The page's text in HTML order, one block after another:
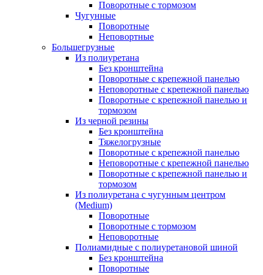
Поворотные с тормозом
Чугунные
Поворотные
Неповортные
Большегрузные
Из полиуретана
Без кронштейна
Поворотные с крепежной панелью
Неповоротные с крепежной панелью
Поворотные с крепежной панелью и
тормозом
Из черной резины
Без кронштейна
Тяжелогрузные
Поворотные с крепежной панелью
Неповоротные с крепежной панелью
Поворотные с крепежной панелью и
тормозом
Из полиуретана с чугунным центром
(Medium)
Поворотные
Поворотные с тормозом
Неповоротные
Полиамидные с полиуретановой шиной
Без кронштейна
Поворотные